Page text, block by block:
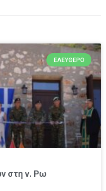
ΕΛΕΎΘΕΡΟ
στη ν. Ρω